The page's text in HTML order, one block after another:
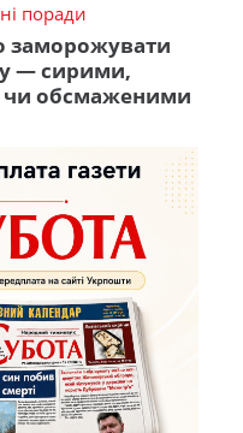
поради
заморожувати
— сирими,
чи обсмаженими